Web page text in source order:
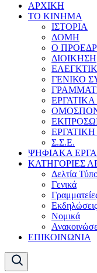
ΑΡΧΙΚΗ
ΤΟ ΚΙΝΗΜΑ
ΙΣΤΟΡΙΑ
ΔΟΜΗ
Ο
ΔΙΟΙΚΗΣΗ
ΓΕΝΙΚΟ
Σ.Σ.Ε.
ΨΗΦΙΑΚΑ
ΚΑΤΗΓΟΡΙΕΣ
Δελτία
Γενικά
Νομικά
ΕΠΙΚΟΙΝΩΝΙΑ